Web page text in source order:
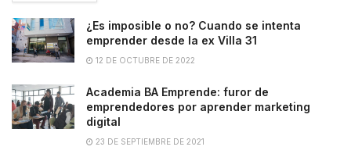
¿Es imposible o no? Cuando se intenta
emprender desde la ex Villa 31
12 DE OCTUBRE DE 2022
Academia BA Emprende: furor de
emprendedores por aprender marketing
digital
23 DE SEPTIEMBRE DE 2021